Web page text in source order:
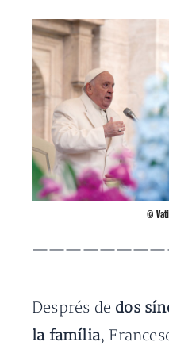
©
Després de dos
la família,